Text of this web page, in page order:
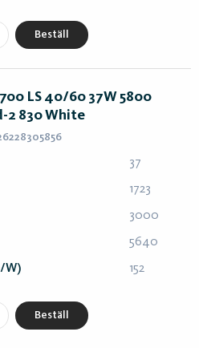
Beställ
LS 40/60 37W 5800
2 830 White
37
1723
3000
5640
W) 152
Beställ